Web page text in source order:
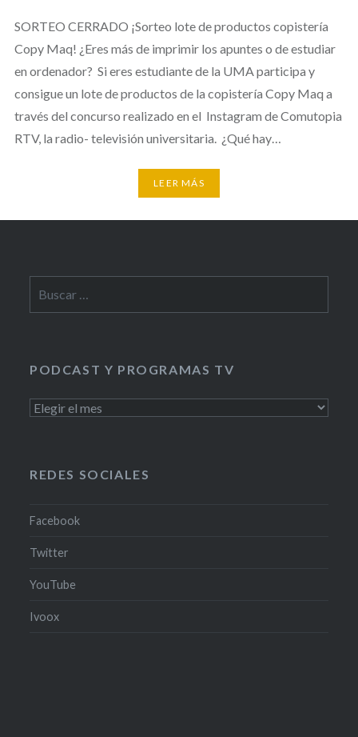
SORTEO CERRADO ¡Sorteo lote de productos copistería
Copy Maq! ¿Eres más de imprimir los apuntes o de estudiar
en ordenador? Si eres estudiante de la UMA participa y
consigue un lote de productos de la copistería Copy Maq a
través del concurso realizado en el Instagram de Comutopia
RTV, la radio- televisión universitaria. ¿Qué hay…
LEER MÁS
PODCAST Y PROGRAMAS TV
PODCAST
REDES SOCIALES
Facebook
Twitter
YouTube
Ivoox